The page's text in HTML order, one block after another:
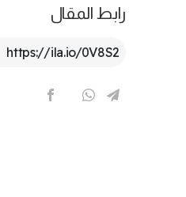
رابط المقال